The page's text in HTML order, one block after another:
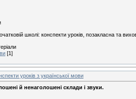
школі: конспекти уроків, позакласна та
[1]
уроків з української мови
й ненаголошені склади і звуки.